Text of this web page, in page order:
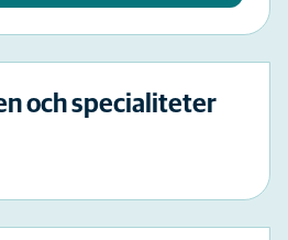
och specialiteter